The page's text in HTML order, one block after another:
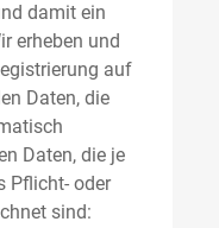
damit ein
erheben und
auf
Daten, die
Daten, die je
Pflicht- oder
sind: